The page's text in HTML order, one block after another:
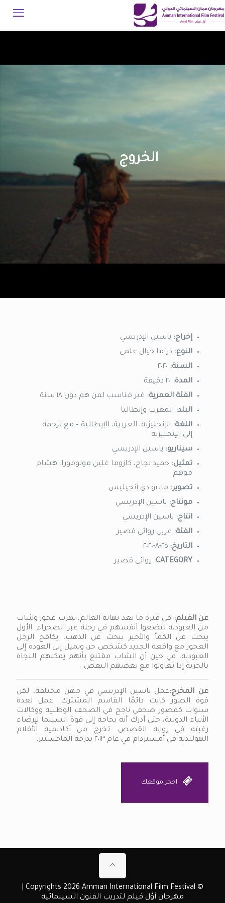
الخروج
إخراج: ياسين الإدريسي
النوع: دراما خيال علمي
السنة:
المدة: ٢٠ دقيقة
الفئة العمرية: غير مناسب لمن هم دون ١٨ سنة
البلد: المغرب وإيطاليا
اللغة: الإنجليزية، العربية، الإيطالية – مع ترجمة
إلى الإنجليزية
سيناريو: ياسين الإدريسي
تمثيل: حميد نجاح، كازوما غلين موتومورا، هشام
موهم
تصوير: ماتيو دي أنجيليس
مونتاج: ياسين الإدريسي
انتاج: ياسين الإدريسي
الفئة: عربي روائي قصير
التاريخ:
CATEGORY:
روائي قصير
عن الفيلم: في فترة ما بعد نهاية العالم، يهرب عجوز وشاب
من العبودية ليضعوا أنفسهم في رحلة عبر الصحراء. الأول
يبحث عن الكمأ والأخير يبحث عن الذهب. يكافح الرجل
العجوز مع واقعه الجديد كشخص حر، ويميل إلى العودة إلى
العبودية، في حين أن الشاب مقتنع بأنهم يمكنهم النجاة
بالحرية إذا تعاونوا مع بعضهم البعض.
عن المخرج:عمل ياسين الإدريسي في مهن مختلفة، لكن
قوة الصور كانت دائمًا القاسم المشترك. عمل لعدة
سنوات كمصور صحفي ناجح في الصحف الوطنية ووكالات
الأنباء الدولية، حتى أدرك أنه بحاجة إلى قوة السينما لإرضاء
رغبته في رواية القصص. تخرج من أكاديمية الأفلام
الهولندية في أمستردام في عام ٢٠١٣ بدرجة الماجستير.
احجز موقعك
مهرجان أوَّل فيلم لتدريب الفنون السينمائية